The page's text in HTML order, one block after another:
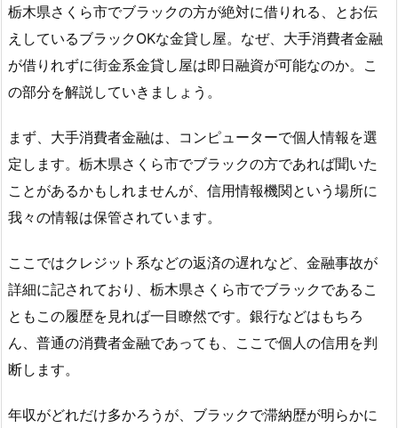
栃木県さくら市でブラックの方が絶対に借りれる、とお伝
えしているブラックOKな金貸し屋。なぜ、大手消費者金融
が借りれずに街金系金貸し屋は即日融資が可能なのか。こ
の部分を解説していきましょう。
まず、大手消費者金融は、コンピューターで個人情報を選
定します。栃木県さくら市でブラックの方であれば聞いた
ことがあるかもしれませんが、信用情報機関という場所に
我々の情報は保管されています。
ここではクレジット系などの返済の遅れなど、金融事故が
詳細に記されており、栃木県さくら市でブラックであるこ
ともこの履歴を見れば一目瞭然です。銀行などはもちろ
ん、普通の消費者金融であっても、ここで個人の信用を判
断します。
年収がどれだけ多かろうが、ブラックで滞納歴が明らかに